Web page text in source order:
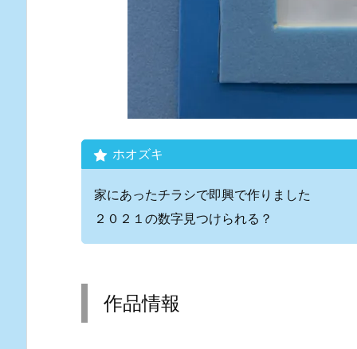
ホオズキ
家にあったチラシで即興で作りました
２０２１の数字見つけられる？
作品情報